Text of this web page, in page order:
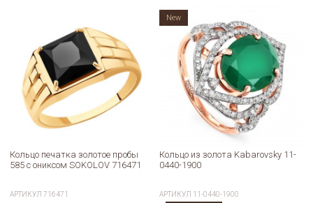
Кольцо печатка золотое пробы
585 с ониксом SOKOLOV 716471
АРТИКУЛ716471
Кольцо из золота Kabarovsky 11-
0440-1900
АРТИКУЛ 11-0440-1900
New